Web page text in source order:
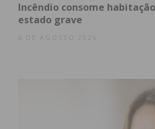
obtenha de forma
Eu li e concordo
condições
Incêndio consome
estado grave
6 DE AGOSTO 2026